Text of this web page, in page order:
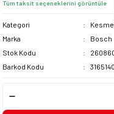
Tüm taksit seçeneklerini görüntüle
Kategori
Marka
Bosch
Stok Kodu
Barkod Kodu